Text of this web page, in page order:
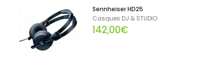
Sennheiser HD25
Casques DJ & STUDIO
142,00€